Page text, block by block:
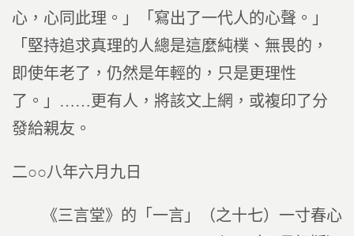
心，心同此理。」「寫出了一代人的心聲。」
「堅持追求真理的人總是這麼純樸、無畏的，
即使年老了，仍然是年輕的，只是更理性
了。」……更有人，將該文上網，或複印了分
發給親友。
二○○八年六月九日
《三言堂》的「一言」（之十七）一寸春心